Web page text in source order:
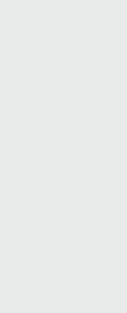
Llansawel